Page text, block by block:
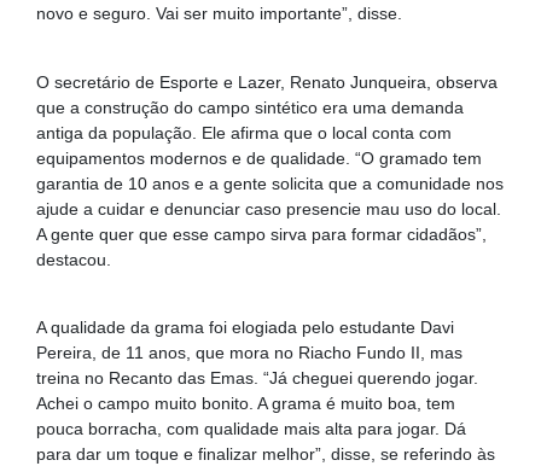
novo e seguro. Vai ser muito importante”, disse.
O secretário de Esporte e Lazer, Renato Junqueira, observa
que a construção do campo sintético era uma demanda
antiga da população. Ele afirma que o local conta com
equipamentos modernos e de qualidade. “O gramado tem
garantia de 10 anos e a gente solicita que a comunidade nos
ajude a cuidar e denunciar caso presencie mau uso do local.
A gente quer que esse campo sirva para formar cidadãos”,
destacou.
A qualidade da grama foi elogiada pelo estudante Davi
Pereira, de 11 anos, que mora no Riacho Fundo II, mas
treina no Recanto das Emas. “Já cheguei querendo jogar.
Achei o campo muito bonito. A grama é muito boa, tem
pouca borracha, com qualidade mais alta para jogar. Dá
para dar um toque e finalizar melhor”, disse, se referindo às